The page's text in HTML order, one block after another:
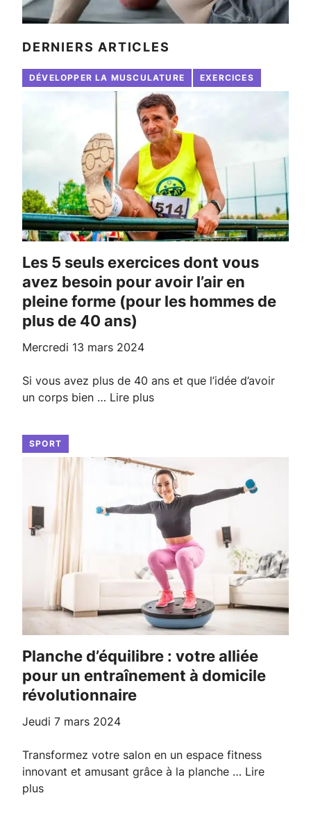
DERNIERS ARTICLES
DÉVELOPPER LA MUSCULATURE EXERCICES
Les 5 seuls exercices dont vous
avez besoin pour avoir l’air en
pleine forme (pour les hommes de
plus de 40 ans)
mercredi 13 mars 2024
Si vous avez plus de 40 ans et que l’idée d’avoir
un corps bien … Lire plus
SPORT
Planche d’équilibre : votre alliée
pour un entraînement à domicile
révolutionnaire
jeudi 7 mars 2024
Transformez votre salon en un espace fitness
innovant et amusant grâce à la planche … Lire
plus